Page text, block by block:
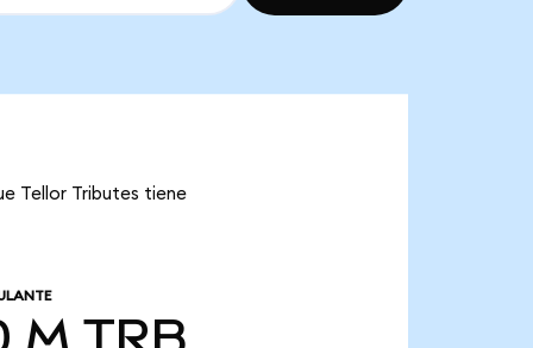
Tellor Tributes tiene